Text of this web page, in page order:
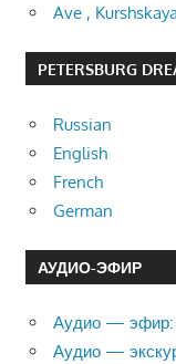
Ave ,
PETERSBURG
Russian
English
French
German
АУДИО-ЭФИР
Аудио — эфир:
Аудио —